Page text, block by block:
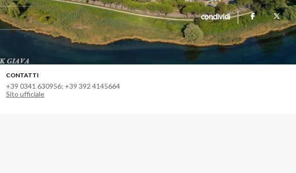
condividi
CONTATTI
+39 0341 630956; +39 392 4145664
Sito ufficiale